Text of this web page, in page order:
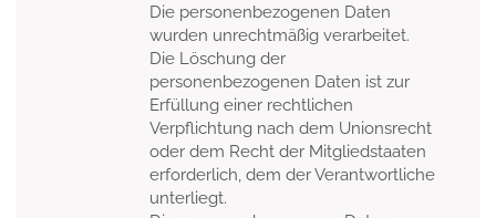
Die personenbezogenen Daten
wurden unrechtmäßig verarbeitet.
Die Löschung der
personenbezogenen Daten ist zur
Erfüllung einer rechtlichen
Verpflichtung nach dem Unionsrecht
oder dem Recht der Mitgliedstaaten
erforderlich, dem der Verantwortliche
unterliegt.